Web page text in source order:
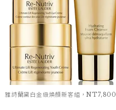
雅詩蘭黛白金級煥顏新客組，NT7,800